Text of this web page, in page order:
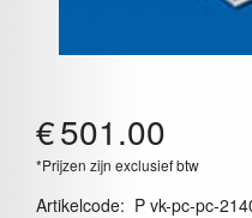
€501.00
*Prijzen zijn exclusief btw
Artikelcode: P vk-pc-pc-